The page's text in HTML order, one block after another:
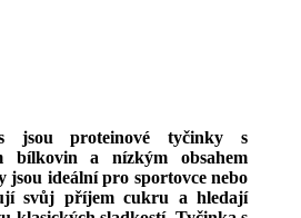
jsou proteinové tyčinky s
bílkovin a nízkým obsahem
ideální pro sportovce nebo
svůj příjem cukru a hledají